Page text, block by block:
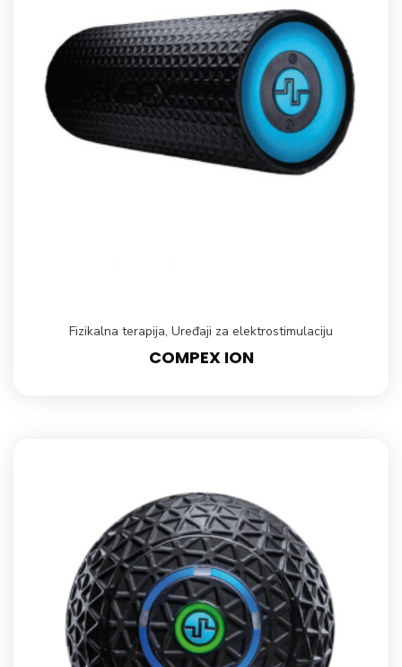
Fizikalna terapija, Uređaji za elektrostimulaciju
COMPEX ION